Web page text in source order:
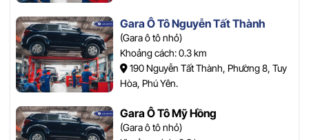
Gara Ô Tô Nguyễn Tất Thành
(Gara ô tô nhỏ)
Khoảng cách: 0.3 km
190 Nguyễn Tất Thành, Phường 8, Tuy
Hòa, Phú Yên.
Gara Ô Tô Mỹ Hồng
(Gara ô tô nhỏ)